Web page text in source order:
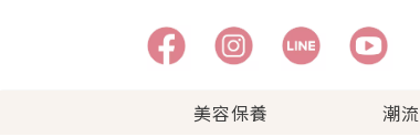
美容保養 潮流